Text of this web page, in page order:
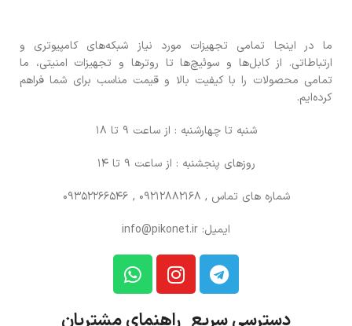
ما در اینجا تمامی تجهیزات مورد نیاز شبکه‌های کامپیوتری و
ارتباطاتی. از کابل‌ها و سوئیچ‌ها تا روترها و تجهیزات امنیتی، ما
تمامی محصولات را با کیفیت بالا و قیمت مناسب برای شما فراهم
کرده‌ایم.
شنبه تا چهارشنبه : از ساعت 9 تا 18
روزهای پنجشنبه : از ساعت 9 تا 14
شماره های تماس , 09212882168 , 09352266546
ایمیل: info@pikonet.ir